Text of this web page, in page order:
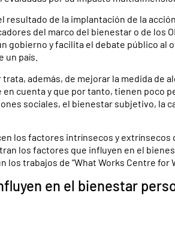
resultado de la implantación de la
del marco del bienestar o de los
gobierno y facilita el debate público al
un país.
además, de mejorar la medida de
cuenta y que por tanto, tienen poco
sociales, el bienestar subjetivo, la
los factores intrínsecos y
los factores que influyen en el
los trabajos de “What Works Centre for
en el bienestar